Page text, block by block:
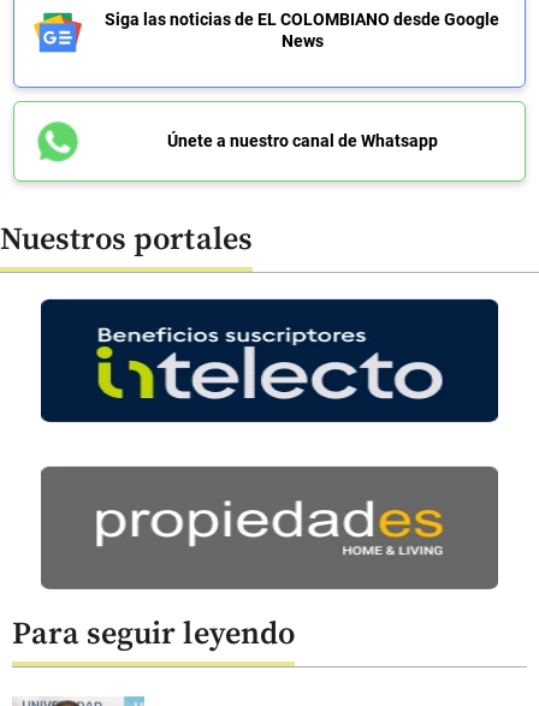
Siga las noticias de EL COLOMBIANO desde Google
News
Únete a nuestro canal de Whatsapp
Nuestros portales
Para seguir leyendo